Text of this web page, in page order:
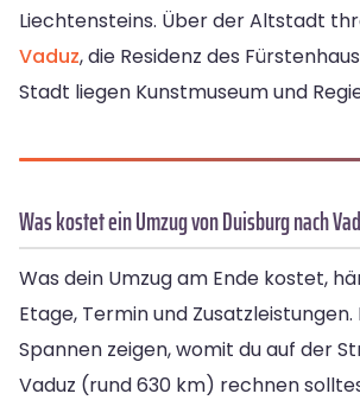
Liechtensteins. Über der Altstadt
Vaduz, die Residenz des
Stadt liegen Kunstmuseum und
Was kostet ein Umzug von Duisburg nach
Was dein Umzug am Ende kostet,
Etage, Termin und
Spannen zeigen, womit du auf der
Vaduz (rund 630 km) rechnen